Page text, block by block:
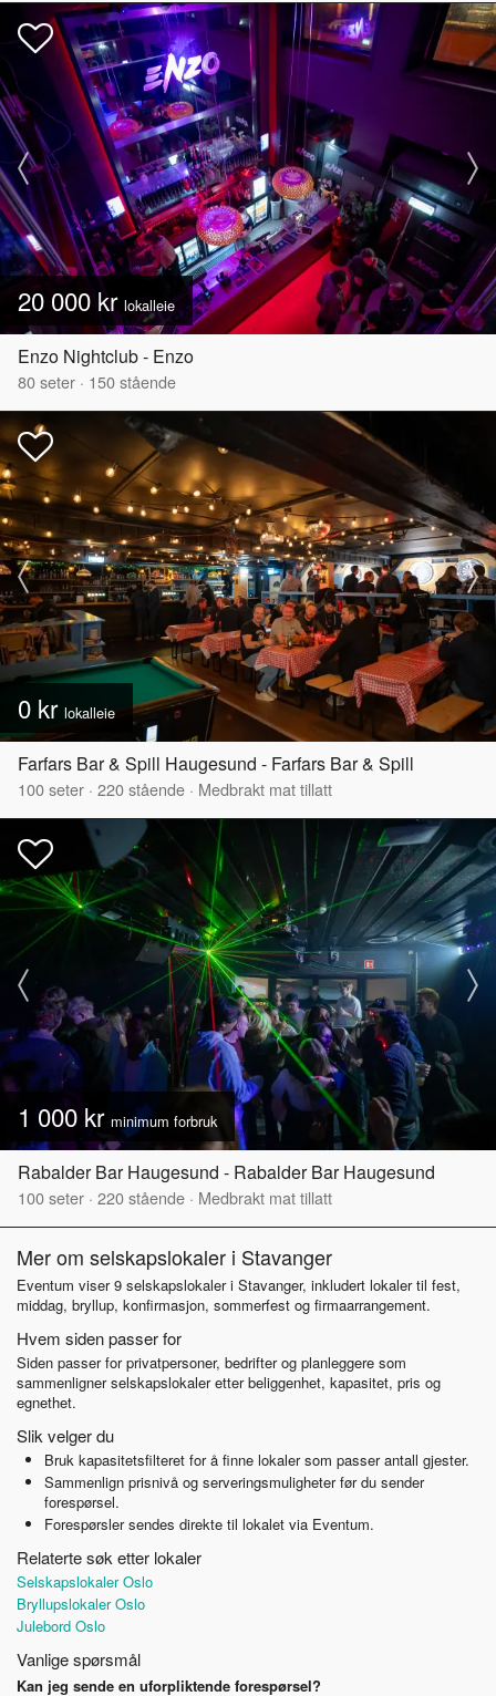
20 000 kr lokalleie
Enzo Nightclub - Enzo
80seter · 150stående
0 kr lokalleie
Farfars Bar & Spill Haugesund - Farfars Bar & Spill
100seter · 220stående · Medbrakt mat tillatt
1 000 kr minimum forbruk
Rabalder Bar Haugesund - Rabalder Bar Haugesund
100seter · 220stående · Medbrakt mat tillatt
Mer om selskapslokaler i Stavanger
Eventum viser 9 selskapslokaler i Stavanger, inkludert lokaler til fest,
middag, bryllup, konfirmasjon, sommerfest og firmaarrangement.
Hvem siden passer for
Siden passer for privatpersoner, bedrifter og planleggere som
sammenligner selskapslokaler etter beliggenhet, kapasitet, pris og
egnethet.
Slik velger du
Bruk kapasitetsfilteret for å finne lokaler som passer antall gjester.
Sammenlign prisnivå og serveringsmuligheter før du sender
forespørsel.
Forespørsler sendes direkte til lokalet via Eventum.
Relaterte søk etter lokaler
Selskapslokaler Oslo
Bryllupslokaler Oslo
Julebord Oslo
Vanlige spørsmål
Kan jeg sende en uforpliktende forespørsel?